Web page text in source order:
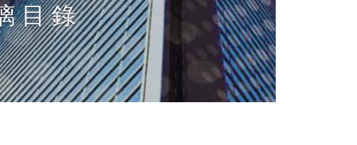
目 錄